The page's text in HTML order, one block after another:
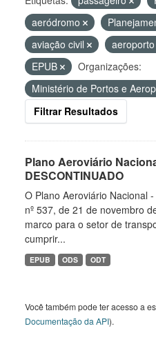
aeródromo
aviação civil
aeroporto
EPUB
Organizações:
Ministério de Portos e
Filtrar Resultados
Plano Aeroviário
DESCONTINUADO
O Plano Aeroviário Nacional
nº 537, de 21 de novembro
marco para o setor de
cumprir...
EPUB ODS ODT
Você também pode ter acesso a
Documentação da API).